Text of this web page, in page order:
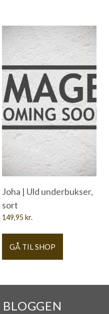
Joha | Uld underbukser,
sort
149,95 kr.
GÅ TIL SHOP